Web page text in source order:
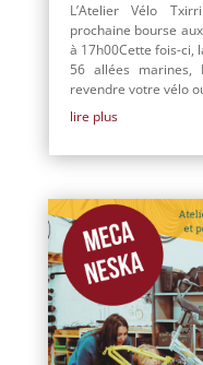
L’Atelier Vélo
prochaine bourse
à 17h00Cette fois-ci,
56 allées marines,
revendre votre vélo
lire plus